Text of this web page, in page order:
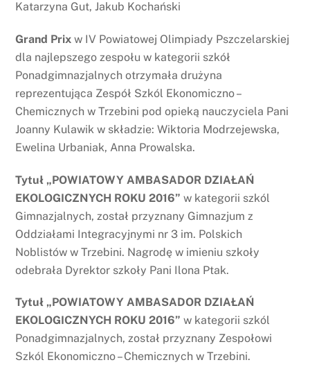
Katarzyna Gut, Jakub Kochański
Grand Prix w IV Powiatowej Olimpiady Pszczelarskiej
dla najlepszego zespołu w kategorii szkół
Ponadgimnazjalnych otrzymała drużyna
reprezentująca Zespół Szkól Ekonomiczno –
Chemicznych w Trzebini pod opieką nauczyciela Pani
Joanny Kulawik w składzie: Wiktoria Modrzejewska,
Ewelina Urbaniak, Anna Prowalska.
Tytuł „POWIATOWY AMBASADOR DZIAŁAŃ
EKOLOGICZNYCH ROKU 2016” w kategorii szkól
Gimnazjalnych, został przyznany Gimnazjum z
Oddziałami Integracyjnymi nr 3 im. Polskich
Noblistów w Trzebini. Nagrodę w imieniu szkoły
odebrała Dyrektor szkoły Pani Ilona Ptak.
Tytuł „POWIATOWY AMBASADOR DZIAŁAŃ
EKOLOGICZNYCH ROKU 2016” w kategorii szkól
Ponadgimnazjalnych, został przyznany Zespołowi
Szkól Ekonomiczno – Chemicznych w Trzebini.